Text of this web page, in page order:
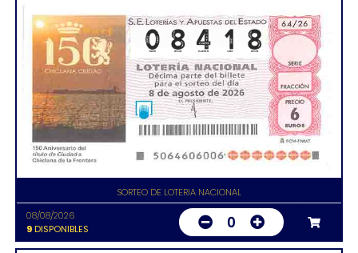
SORTEO DE LOTERIA NACIONAL
08/08/2026
9DISPONIBLES 0